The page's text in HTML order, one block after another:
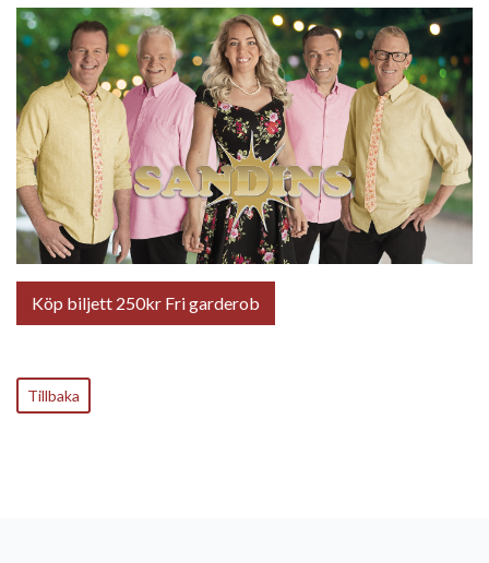
Köp biljett 250kr Fri garderob
Tillbaka